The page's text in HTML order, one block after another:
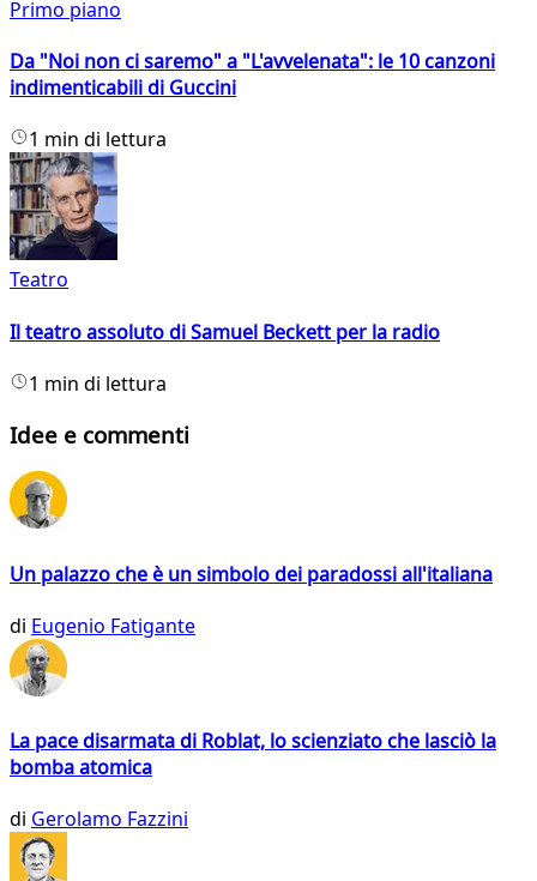
Primo piano
Da "Noi non ci saremo" a "L'avvelenata": le 10 canzoni
indimenticabili di Guccini
1 min di lettura
Teatro
Il teatro assoluto di Samuel Beckett per la radio
1 min di lettura
Idee e commenti
Un palazzo che è un simbolo dei paradossi all'italiana
di Eugenio Fatigante
La pace disarmata di Roblat, lo scienziato che lasciò la
bomba atomica
di Gerolamo Fazzini